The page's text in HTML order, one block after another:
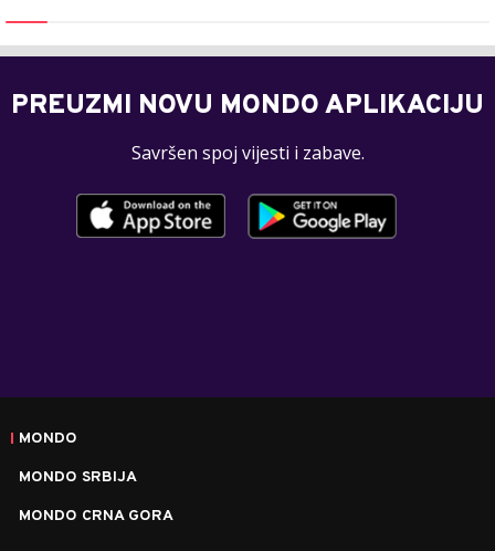
PREUZMI NOVU MONDO APLIKACIJU
Savršen spoj vijesti i zabave.
MONDO
MONDO SRBIJA
MONDO CRNA GORA